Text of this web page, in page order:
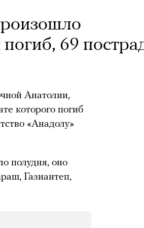
69
Анатолии,
которого погиб
«Анадолу»
полудня, оно
Газиантеп,